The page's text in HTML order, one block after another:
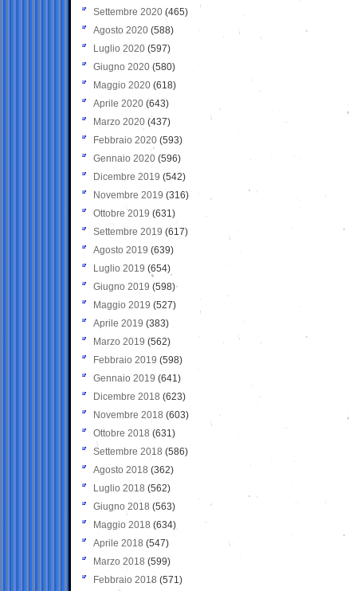
Settembre 2020(465)
Agosto 2020 (588)
Luglio 2020 (597)
Giugno 2020 (580)
Maggio 2020 (618)
Aprile 2020 (643)
Marzo 2020 (437)
Febbraio 2020 (593)
Gennaio 2020 (596)
Dicembre 2019 (542)
Novembre 2019 (316)
Ottobre 2019 (631)
Settembre 2019 (617)
Agosto 2019 (639)
Luglio 2019 (654)
Giugno 2019 (598)
Maggio 2019 (527)
Aprile 2019 (383)
Marzo 2019 (562)
Febbraio 2019 (598)
Gennaio 2019 (641)
Dicembre 2018 (623)
Novembre 2018 (603)
Ottobre 2018 (631)
Settembre 2018 (586)
Agosto 2018 (362)
Luglio 2018 (562)
Giugno 2018 (563)
Maggio 2018 (634)
Aprile 2018 (547)
Marzo 2018 (599)
Febbraio 2018 (571)